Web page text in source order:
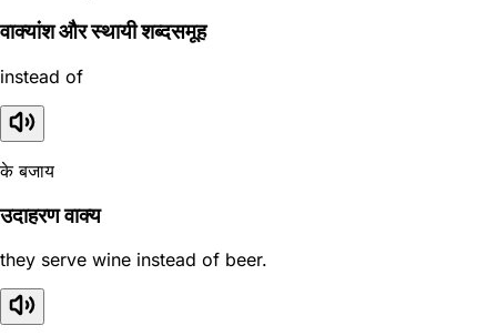
वाक्यांश और स्थायी शब्दसमूह
instead of
के बजाय
उदाहरण वाक्य
they serve wine instead of beer.